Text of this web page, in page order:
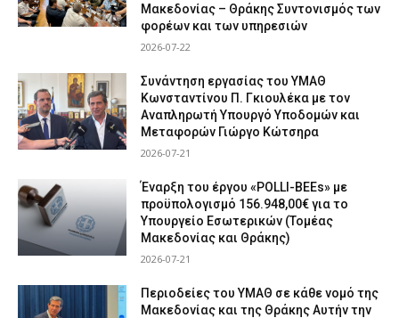
Μακεδονίας – Θράκης Συντονισμός των
φορέων και των υπηρεσιών
2026-07-22
Συνάντηση εργασίας του ΥΜΑΘ
Κωνσταντίνου Π. Γκιουλέκα με τον
Αναπληρωτή Υπουργό Υποδομών και
Μεταφορών Γιώργο Κώτσηρα
2026-07-21
Έναρξη του έργου «POLLI-BEEs» με
προϋπολογισμό 156.948,00€ για το
Υπουργείο Εσωτερικών (Τομέας
Μακεδονίας και Θράκης)
2026-07-21
Περιοδείες του ΥΜΑΘ σε κάθε νομό της
Μακεδονίας και της Θράκης Αυτήν την